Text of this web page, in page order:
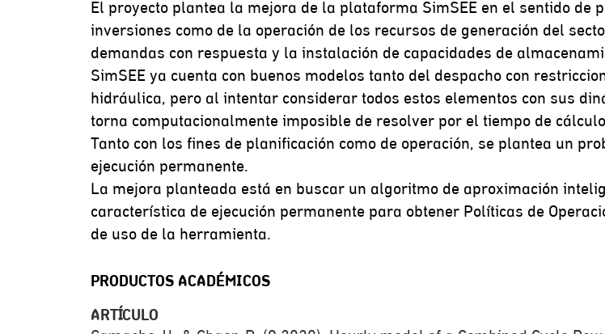
El proyecto plantea la mejora de la plataforma SimSEE en el sentido de
inversiones como de la operación de los recursos de generación del
demandas con respuesta y la instalación de capacidades de
SimSEE ya cuenta con buenos modelos tanto del despacho con
hidráulica, pero al intentar considerar todos estos elementos con sus
torna computacionalmente imposible de resolver por el tiempo de
Tanto con los fines de planificación como de operación, se plantea un
ejecución permanente.
La mejora planteada está en buscar un algoritmo de aproximación
característica de ejecución permanente para obtener Políticas de
de uso de la herramienta.
PRODUCTOS ACADÉMICOS
ARTÍCULO